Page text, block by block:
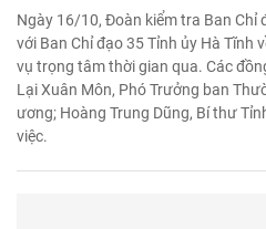
Ngày 16/10, Đoàn kiểm tra Ban Chỉ
với Ban Chỉ đạo 35 Tỉnh ủy Hà Tĩnh
vụ trọng tâm thời gian qua. Các
Lại Xuân Môn, Phó Trưởng ban
ương; Hoàng Trung Dũng, Bí thư
việc.